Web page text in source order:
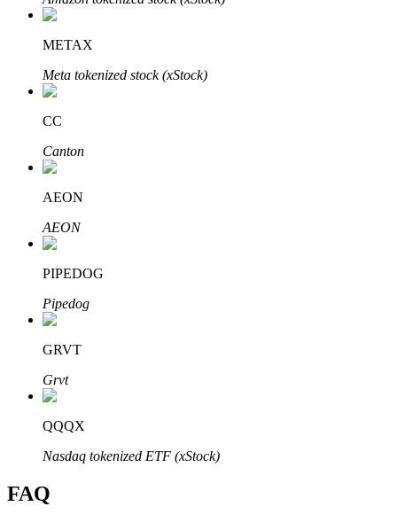
Apprenez le Staking
Découvrez comment gagner un revenu passif
Bitrue
Partenaires Bitrue
METAX
Meta tokenized stock (xStock)
CC
Canton
AEON
AEON
PIPEDOG
Pipedog
GRVT
Grvt
QQQX
Nasdaq tokenized ETF (xStock)
FAQ